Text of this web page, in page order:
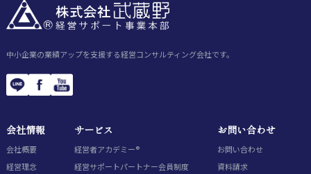
中小企業の業績アップを支援する経営コンサルティング会社です。
会社情報
会社概要
経営理念
サービス
経営者アカデミー®
経営サポートパートナー会員制度
お問い合わせ
お問い合わせ
資料請求